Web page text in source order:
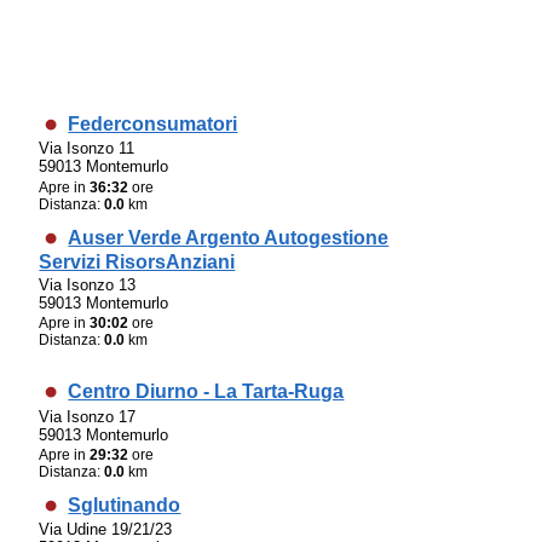
Federconsumatori
Via Isonzo 11
59013 Montemurlo
Apre in36:32 ore
Distanza:0.0 km
Auser Verde Argento Autogestione
Servizi RisorsAnziani
Via Isonzo 13
59013 Montemurlo
Apre in30:02 ore
Distanza:0.0 km
Centro Diurno - La Tarta-Ruga
Via Isonzo 17
59013 Montemurlo
Apre in29:32 ore
Distanza:0.0 km
Sglutinando
Via Udine 19/21/23